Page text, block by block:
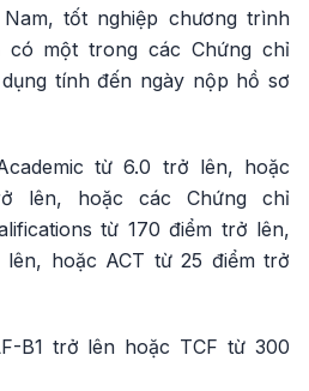
tốt nghiệp chương trình
có một trong các Chứng chỉ
tính đến ngày nộp hồ sơ
từ 6.0 trở lên, hoặc
lên, hoặc các Chứng chỉ
từ 170 điểm trở lên,
hoặc ACT từ 25 điểm trở
B1 trở lên hoặc TCF từ 300